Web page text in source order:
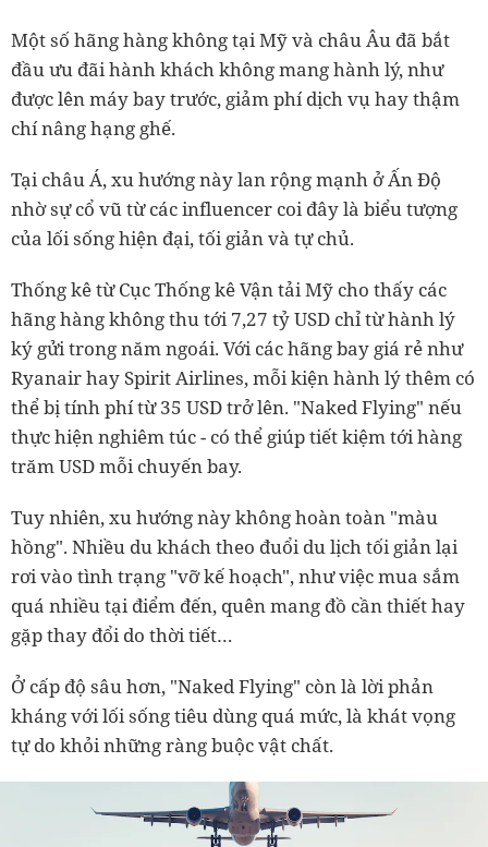
Một số hãng hàng không tại Mỹ và châu Âu đã bắt
đầu ưu đãi hành khách không mang hành lý, như
được lên máy bay trước, giảm phí dịch vụ hay thậm
chí nâng hạng ghế.
Tại châu Á, xu hướng này lan rộng mạnh ở Ấn Độ
nhờ sự cổ vũ từ các influencer coi đây là biểu tượng
của lối sống hiện đại, tối giản và tự chủ.
Thống kê từ Cục Thống kê Vận tải Mỹ cho thấy các
hãng hàng không thu tới 7,27 tỷ USD chỉ từ hành lý
ký gửi trong năm ngoái. Với các hãng bay giá rẻ như
Ryanair hay Spirit Airlines, mỗi kiện hành lý thêm có
thể bị tính phí từ 35 USD trở lên. "Naked Flying" nếu
thực hiện nghiêm túc - có thể giúp tiết kiệm tới hàng
trăm USD mỗi chuyến bay.
Tuy nhiên, xu hướng này không hoàn toàn "màu
hồng". Nhiều du khách theo đuổi du lịch tối giản lại
rơi vào tình trạng "vỡ kế hoạch", như việc mua sắm
quá nhiều tại điểm đến, quên mang đồ cần thiết hay
gặp thay đổi do thời tiết…
Ở cấp độ sâu hơn, "Naked Flying" còn là lời phản
kháng với lối sống tiêu dùng quá mức, là khát vọng
tự do khỏi những ràng buộc vật chất.